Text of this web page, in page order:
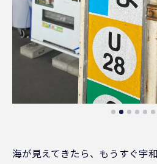
海が見えてきたら、もうすぐ宇